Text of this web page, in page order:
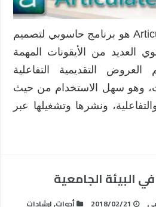
برنامج Articulate Storyline هو برنامج حاسوبي لتصميم
العديد من الأيقونات المهمة
التقديمية التفاعلية
وهو سهل الاستخدام من حيث
ونشرها وتشغيلها عبر
البيئة الجامعية
2018/02/21 أدوات,إرشادات